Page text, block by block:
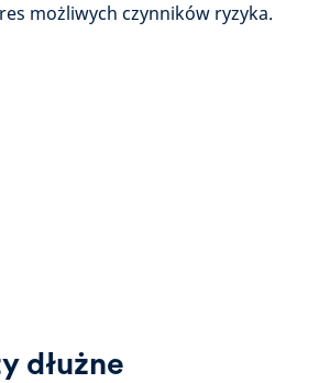
możliwych czynników ryzyka.
dłużne